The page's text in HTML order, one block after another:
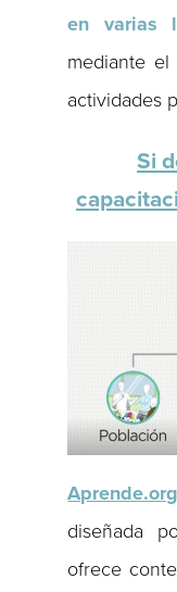
en varias
mediante
actividades
Si
Aprende.org
diseñada
ofrece